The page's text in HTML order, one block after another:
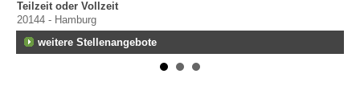
Teilzeit oder Vollzeit
20144 - Hamburg
weitere Stellenangebote